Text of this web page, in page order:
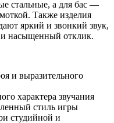
стальные, а для бас —
Также изделия
яркий и звонкий звук,
насыщенный отклик.
и выразительного
характера звучания
стиль игры
студийной и